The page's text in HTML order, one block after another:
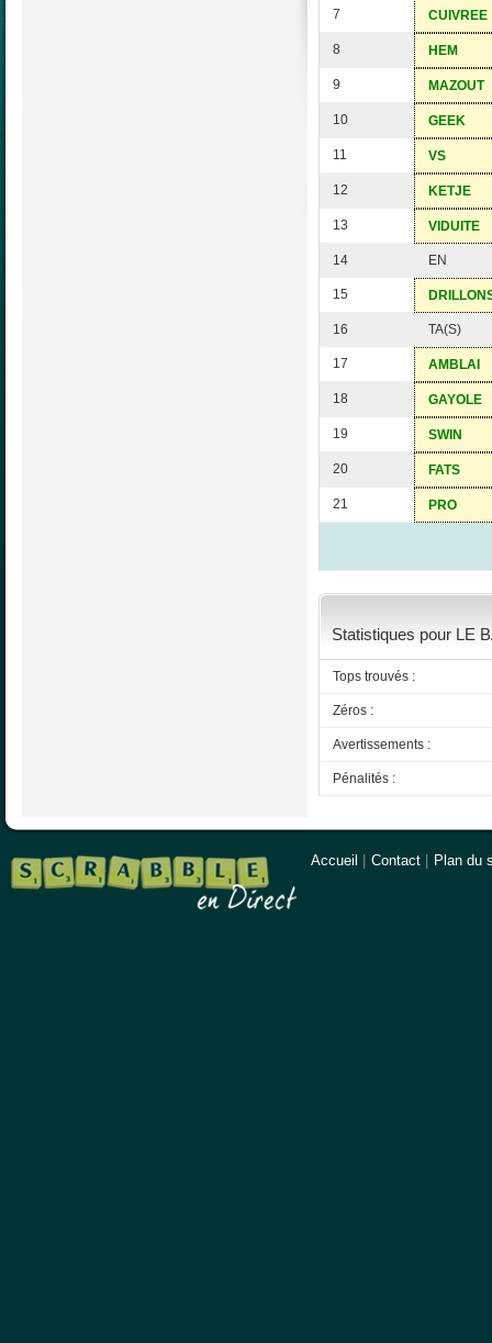
7 CUIVREE
8 HEM
9 MAZOUT
10 GEEK
11 VS
12 KETJE
13 VIDUITE
14 EN
15
16 TA(S)
17 AMBLAI
18 GAYOLE
19 SWIN
20 FATS
21 PRO
Statistiques pour LE
Tops trouvés :
Zéros :
Avertissements :
Pénalités :
Accueil Contact Plan du